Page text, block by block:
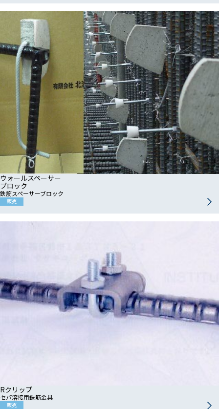
ウォールスペーサー
ブロック
鉄筋スペーサーブロック
販売
Rクリップ
セパ溶接用鉄筋金具
販売